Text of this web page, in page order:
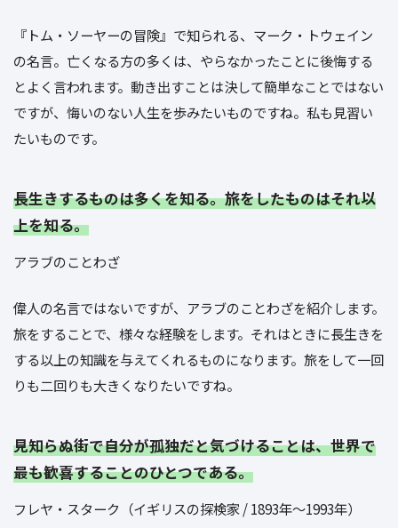
『トム・ソーヤーの冒険』で知られる、マーク・トウェイン
の名言。亡くなる方の多くは、やらなかったことに後悔する
とよく言われます。動き出すことは決して簡単なことではない
ですが、悔いのない人生を歩みたいものですね。私も見習い
たいものです。
長生きするものは多くを知る。旅をしたものはそれ以
上を知る。
アラブのことわざ
偉人の名言ではないですが、アラブのことわざを紹介します。
旅をすることで、様々な経験をします。それはときに長生きを
する以上の知識を与えてくれるものになります。旅をして一回
りも二回りも大きくなりたいですね。
見知らぬ街で自分が孤独だと気づけることは、世界で
最も歓喜することのひとつである。
フレヤ・スターク（イギリスの探検家 / 1893年〜1993年）